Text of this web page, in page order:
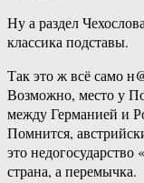
Ну а раздел
классика подставы.
Так это ж всё само
Возможно, место у
между Германией и
Помнится,
это
страна, а перемычка.